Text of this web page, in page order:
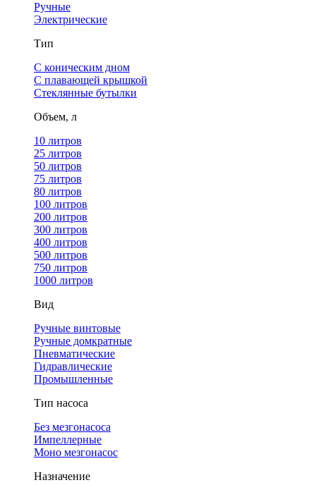
Ручные
Электрические
Тип
С коническим дном
С плавающей крышкой
Стеклянные бутылки
Объем, л
10 литров
25 литров
50 литров
75 литров
80 литров
100 литров
200 литров
300 литров
400 литров
500 литров
750 литров
1000 литров
Вид
Ручные винтовые
Ручные домкратные
Пневматические
Гидравлические
Промышленные
Тип насоса
Без мезгонасоса
Импеллерные
Моно мезгонасос
Назначение